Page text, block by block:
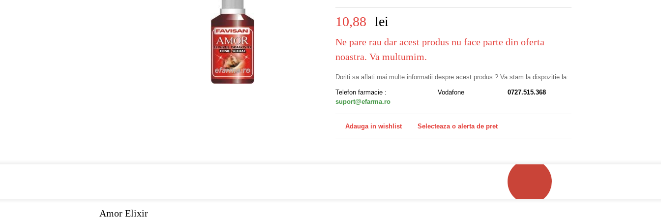
10,88 lei
Ne pare rau dar acest produs nu face parte din oferta
noastra. Va multumim.
Doriti sa aflati mai multe informatii despre acest produs ? Va stam la dispozitie la:
Telefon farmacie : Vodafone
0727.515.368
suport@efarma.ro
Adauga in wishlist Selecteaza o alerta de pret
Amor Elixir